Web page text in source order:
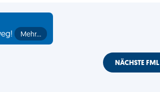
Mehr…
NÄCHSTE FML